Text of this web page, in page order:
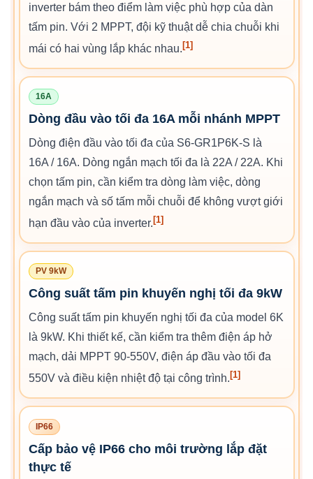
inverter bám theo điểm làm việc phù hợp của dàn
tấm pin. Với 2 MPPT, đội kỹ thuật dễ chia chuỗi khi
mái có hai vùng lắp khác nhau. [1]
16A
Dòng đầu vào tối đa 16A mỗi nhánh MPPT
Dòng điện đầu vào tối đa của S6-GR1P6K-S là
16A / 16A. Dòng ngắn mạch tối đa là 22A / 22A. Khi
chọn tấm pin, cần kiểm tra dòng làm việc, dòng
ngắn mạch và số tấm mỗi chuỗi để không vượt giới
hạn đầu vào của inverter. [1]
PV 9kW
Công suất tấm pin khuyến nghị tối đa 9kW
Công suất tấm pin khuyến nghị tối đa của model 6K
là 9kW. Khi thiết kế, cần kiểm tra thêm điện áp hở
mạch, dải MPPT 90-550V, điện áp đầu vào tối đa
550V và điều kiện nhiệt độ tại công trình. [1]
IP66
Cấp bảo vệ IP66 cho môi trường lắp đặt
thực tế